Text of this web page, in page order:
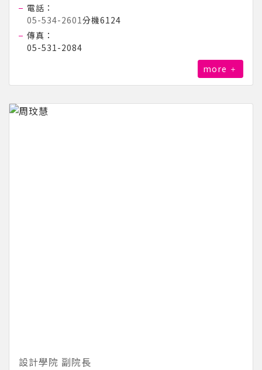
電話：
05-534-2601分機6124
傳真：
05-531-2084
more
設計學院 副院長